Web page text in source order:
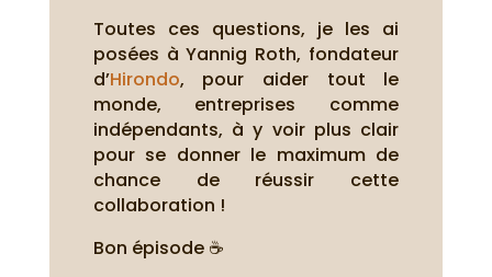
Toutes ces questions, je les ai
posées à Yannig Roth, fondateur
d’Hirondo, pour aider tout le
monde, entreprises comme
indépendants, à y voir plus clair
pour se donner le maximum de
chance de réussir cette
collaboration !
Bon épisode ☕